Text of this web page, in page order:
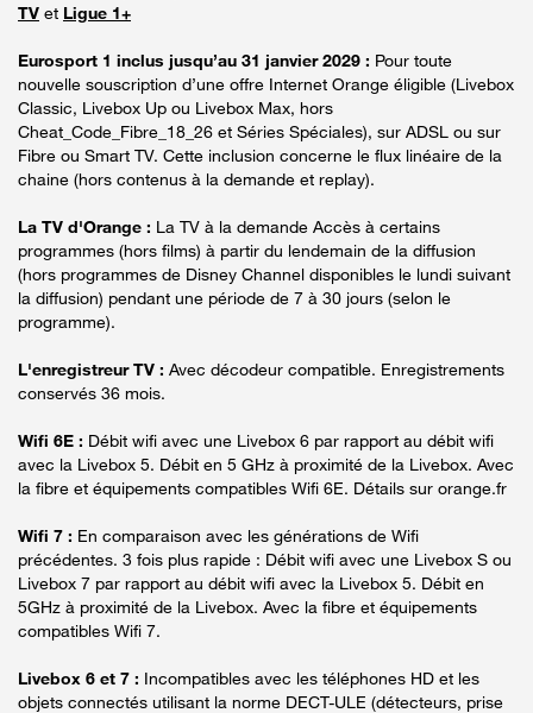
TV et Ligue 1+
Eurosport 1 inclus jusqu’au 31 janvier 2029 : Pour toute
nouvelle souscription d’une offre Internet Orange éligible (Livebox
Classic, Livebox Up ou Livebox Max, hors
Cheat_Code_Fibre_18_26 et Séries Spéciales), sur ADSL ou sur
Fibre ou Smart TV. Cette inclusion concerne le flux linéaire de la
chaine (hors contenus à la demande et replay).
La TV d'Orange : La TV à la demande Accès à certains
programmes (hors films) à partir du lendemain de la diffusion
(hors programmes de Disney Channel disponibles le lundi suivant
la diffusion) pendant une période de 7 à 30 jours (selon le
programme).
L'enregistreur TV : Avec décodeur compatible. Enregistrements
conservés 36 mois.
Wifi 6E : Débit wifi avec une Livebox 6 par rapport au débit wifi
avec la Livebox 5. Débit en 5 GHz à proximité de la Livebox. Avec
la fibre et équipements compatibles Wifi 6E. Détails sur orange.fr
Wifi 7 : En comparaison avec les générations de Wifi
précédentes. 3 fois plus rapide : Débit wifi avec une Livebox S ou
Livebox 7 par rapport au débit wifi avec la Livebox 5. Débit en
5GHz à proximité de la Livebox. Avec la fibre et équipements
compatibles Wifi 7.
Livebox 6 et 7 : Incompatibles avec les téléphones HD et les
objets connectés utilisant la norme DECT-ULE (détecteurs, prise